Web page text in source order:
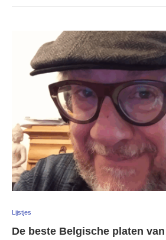
Lijstjes
De beste Belgische platen van